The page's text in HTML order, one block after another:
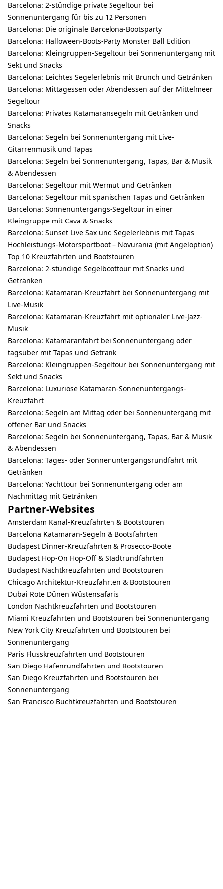
Barcelona: 2-stündige private Segeltour bei
Sonnenuntergang für bis zu 12 Personen
Barcelona: Die originale Barcelona-Bootsparty
Barcelona: Halloween-Boots-Party Monster Ball Edition
Barcelona: Kleingruppen-Segeltour bei Sonnenuntergang mit
Sekt und Snacks
Barcelona: Leichtes Segelerlebnis mit Brunch und Getränken
Barcelona: Mittagessen oder Abendessen auf der Mittelmeer
Segeltour
Barcelona: Privates Katamaransegeln mit Getränken und
Snacks
Barcelona: Segeln bei Sonnenuntergang mit Live-
Gitarrenmusik und Tapas
Barcelona: Segeln bei Sonnenuntergang, Tapas, Bar & Musik
& Abendessen
Barcelona: Segeltour mit Wermut und Getränken
Barcelona: Segeltour mit spanischen Tapas und Getränken
Barcelona: Sonnenuntergangs-Segeltour in einer
Kleingruppe mit Cava & Snacks
Barcelona: Sunset Live Sax und Segelerlebnis mit Tapas
Hochleistungs-Motorsportboot – Novurania (mit Angeloption)
Top 10 Kreuzfahrten und Bootstouren
Barcelona: 2-stündige Segelboottour mit Snacks und
Getränken
Barcelona: Katamaran-Kreuzfahrt bei Sonnenuntergang mit
Live-Musik
Barcelona: Katamaran-Kreuzfahrt mit optionaler Live-Jazz-
Musik
Barcelona: Katamaranfahrt bei Sonnenuntergang oder
tagsüber mit Tapas und Getränk
Barcelona: Kleingruppen-Segeltour bei Sonnenuntergang mit
Sekt und Snacks
Barcelona: Luxuriöse Katamaran-Sonnenuntergangs-
Kreuzfahrt
Barcelona: Segeln am Mittag oder bei Sonnenuntergang mit
offener Bar und Snacks
Barcelona: Segeln bei Sonnenuntergang, Tapas, Bar & Musik
& Abendessen
Barcelona: Tages- oder Sonnenuntergangsrundfahrt mit
Getränken
Barcelona: Yachttour bei Sonnenuntergang oder am
Nachmittag mit Getränken
Partner-Websites
Amsterdam Kanal-Kreuzfahrten & Bootstouren
Barcelona Katamaran-Segeln & Bootsfahrten
Budapest Dinner-Kreuzfahrten & Prosecco-Boote
Budapest Hop-On Hop-Off & Stadtrundfahrten
Budapest Nachtkreuzfahrten und Bootstouren
Chicago Architektur-Kreuzfahrten & Bootstouren
Dubai Rote Dünen Wüstensafaris
London Nachtkreuzfahrten und Bootstouren
Miami Kreuzfahrten und Bootstouren bei Sonnenuntergang
New York City Kreuzfahrten und Bootstouren bei
Sonnenuntergang
Paris Flusskreuzfahrten und Bootstouren
San Diego Hafenrundfahrten und Bootstouren
San Diego Kreuzfahrten und Bootstouren bei
Sonnenuntergang
San Francisco Buchtkreuzfahrten und Bootstouren